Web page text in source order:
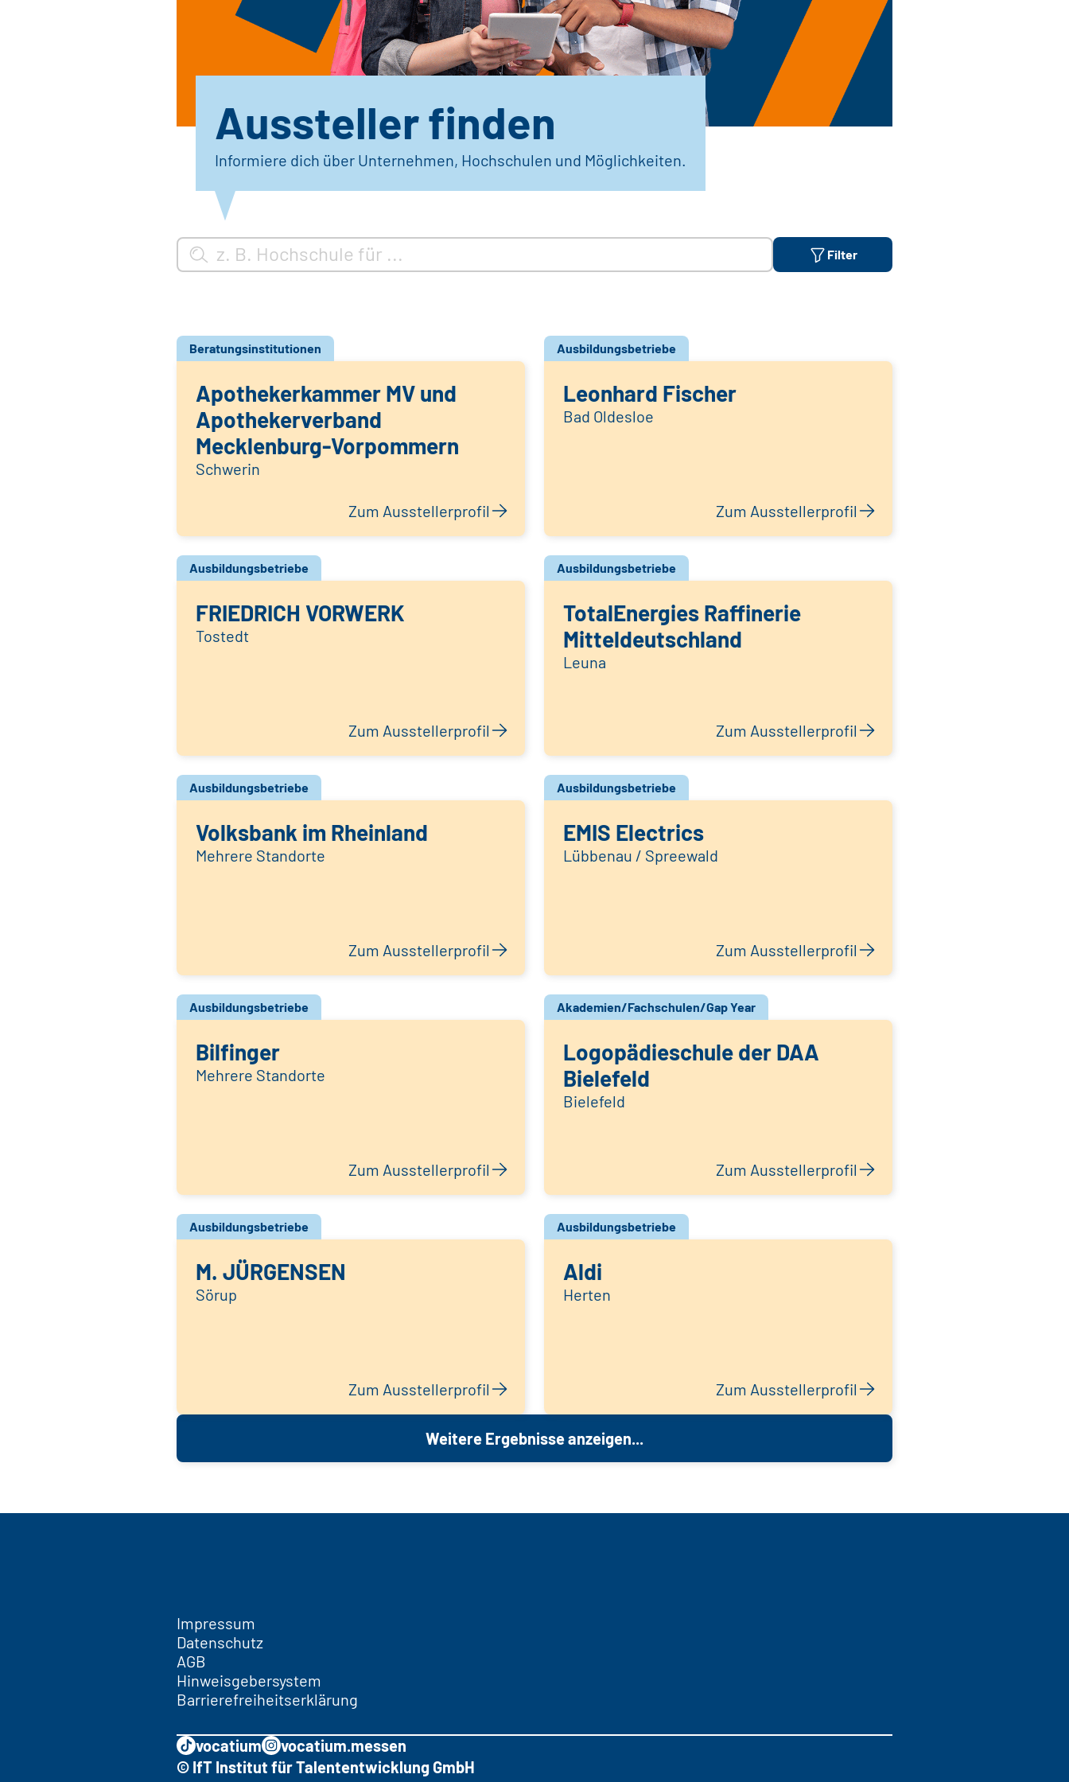
Aussteller finden
Informiere dich über Unternehmen, Hochschulen und Möglichkeiten.
Filter
Beratungsinstitutionen
Apothekerkammer MV und
Apothekerverband
Mecklenburg-Vorpommern
Schwerin
Zum Ausstellerprofil
Ausbildungsbetriebe
Leonhard Fischer
Bad Oldesloe
Zum Ausstellerprofil
Ausbildungsbetriebe
FRIEDRICH VORWERK
Tostedt
Zum Ausstellerprofil
Ausbildungsbetriebe
TotalEnergies Raffinerie
Mitteldeutschland
Leuna
Zum Ausstellerprofil
Ausbildungsbetriebe
Volksbank im Rheinland
Mehrere Standorte
Zum Ausstellerprofil
Ausbildungsbetriebe
EMIS Electrics
Lübbenau / Spreewald
Zum Ausstellerprofil
Ausbildungsbetriebe
Bilfinger
Mehrere Standorte
Zum Ausstellerprofil
Akademien/Fachschulen/Gap Year
Logopädieschule der DAA
Bielefeld
Bielefeld
Zum Ausstellerprofil
Ausbildungsbetriebe
M. JÜRGENSEN
Sörup
Zum Ausstellerprofil
Ausbildungsbetriebe
Aldi
Herten
Zum Ausstellerprofil
Weitere Ergebnisse anzeigen...
Impressum
Datenschutz
AGB
Hinweisgebersystem
Barrierefreiheitserklärung
vocatium
vocatium.messen
© IfT Institut für Talententwicklung GmbH